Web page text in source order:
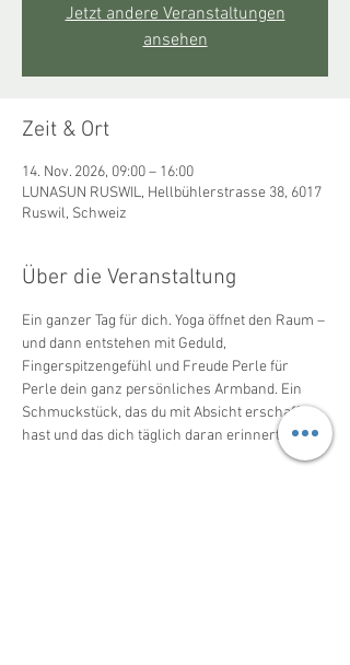
Jetzt andere Veranstaltungen
ansehen
Zeit & Ort
14. Nov. 2026, 09:00 – 16:00
LUNASUN RUSWIL, Hellbühlerstrasse 38, 6017
Ruswil, Schweiz
Über die Veranstaltung
Ein ganzer Tag für dich. Yoga öffnet den Raum –
und dann entstehen mit Geduld,
Fingerspitzengefühl und Freude Perle für
Perle dein ganz persönliches Armband. Ein
Schmuckstück, das du mit Absicht erschaffen
hast und das dich täglich daran erinnert.